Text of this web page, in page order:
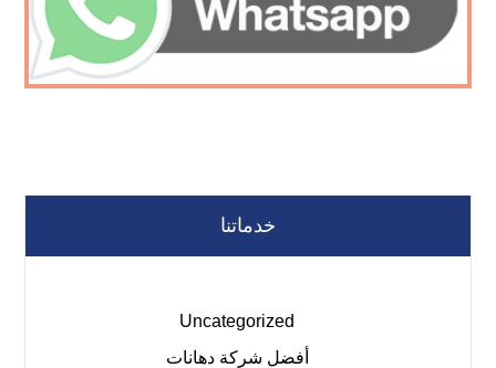
خدماتنا
Uncategorized
أفضل شركة دهانات